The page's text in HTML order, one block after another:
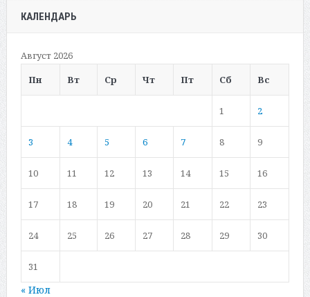
КАЛЕНДАРЬ
Август 2026
Пн
Вт Ср Чт Пт Сб Вс
1 2
3 4 5 6 7 8 9
10 11 12 13 14 15 16
17 18 19 20 21 22 23
24 25 26 27 28 29 30
31
« Июл